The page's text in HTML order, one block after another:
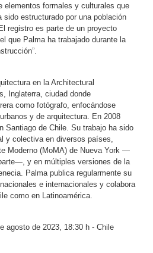
elementos formales y culturales que
sido estructurado por una población
registro es parte de un proyecto
que Palma ha trabajado durante la
en la Architectural
Inglaterra, ciudad donde
como fotógrafo, enfocándose
y de arquitectura. En 2008
Santiago de Chile. Su trabajo ha sido
y colectiva en diversos países,
Moderno (MoMA) de Nueva York —
y en múltiples versiones de la
Palma publica regularmente su
e internacionales y colabora
como en Latinoamérica.
agosto de 2023, 18:30 h - Chile